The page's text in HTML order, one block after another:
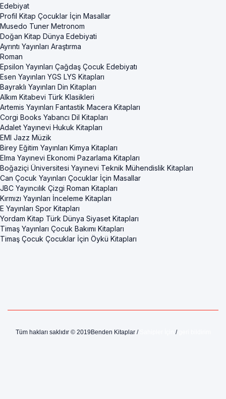
Edebiyat
Profil Kitap Çocuklar İçin Masallar
Musedo Tuner Metronom
Doğan Kitap Dünya Edebiyati
Ayrıntı Yayınları Araştırma
Roman
Epsilon Yayınları Çağdaş Çocuk Edebiyatı
Esen Yayınları YGS LYS Kitapları
Bayraklı Yayınları Din Kitapları
Alkım Kitabevi Türk Klasikleri
Artemis Yayınları Fantastik Macera Kitapları
Corgi Books Yabancı Dil Kitapları
Adalet Yayınevi Hukuk Kitapları
EMI Jazz Müzik
Birey Eğitim Yayınları Kimya Kitapları
Elma Yayınevi Ekonomi Pazarlama Kitapları
Boğaziçi Üniversitesi Yayınevi Teknik Mühendislik Kitapları
Can Çocuk Yayınları Çocuklar İçin Masallar
JBC Yayıncılık Çizgi Roman Kitapları
Kırmızı Yayınları İnceleme Kitapları
E Yayınları Spor Kitapları
Yordam Kitap Türk Dünya Siyaset Kitapları
Timaş Yayınları Çocuk Bakımı Kitapları
Timaş Çocuk Çocuklar İçin Öykü Kitapları
Tüm hakları saklıdır © 2019Benden Kitaplar / /